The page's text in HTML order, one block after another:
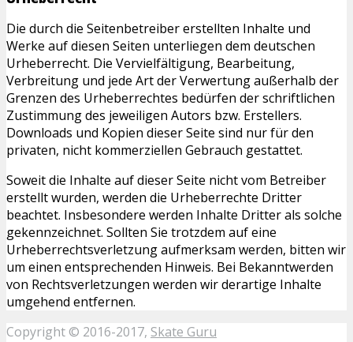
Die durch die Seitenbetreiber erstellten Inhalte und
Werke auf diesen Seiten unterliegen dem deutschen
Urheberrecht. Die Vervielfältigung, Bearbeitung,
Verbreitung und jede Art der Verwertung außerhalb der
Grenzen des Urheberrechtes bedürfen der schriftlichen
Zustimmung des jeweiligen Autors bzw. Erstellers.
Downloads und Kopien dieser Seite sind nur für den
privaten, nicht kommerziellen Gebrauch gestattet.
Soweit die Inhalte auf dieser Seite nicht vom Betreiber
erstellt wurden, werden die Urheberrechte Dritter
beachtet. Insbesondere werden Inhalte Dritter als solche
gekennzeichnet. Sollten Sie trotzdem auf eine
Urheberrechtsverletzung aufmerksam werden, bitten wir
um einen entsprechenden Hinweis. Bei Bekanntwerden
von Rechtsverletzungen werden wir derartige Inhalte
umgehend entfernen.
Copyright © 2016-2017, Skate Guru